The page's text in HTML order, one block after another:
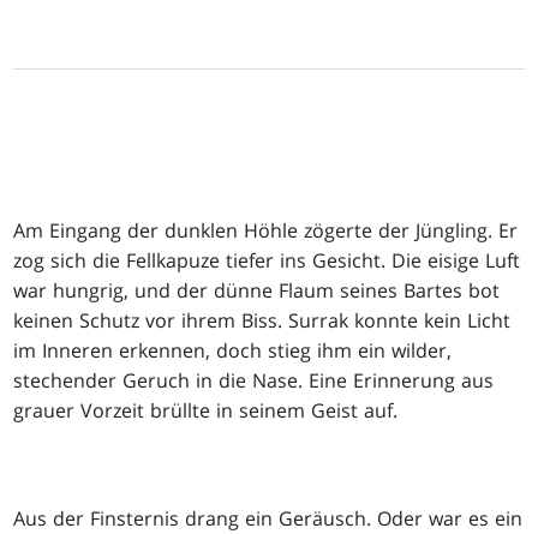
Am Eingang der dunklen Höhle zögerte der Jüngling. Er
zog sich die Fellkapuze tiefer ins Gesicht. Die eisige Luft
war hungrig, und der dünne Flaum seines Bartes bot
keinen Schutz vor ihrem Biss. Surrak konnte kein Licht
im Inneren erkennen, doch stieg ihm ein wilder,
stechender Geruch in die Nase. Eine Erinnerung aus
grauer Vorzeit brüllte in seinem Geist auf.
Aus der Finsternis drang ein Geräusch. Oder war es ein